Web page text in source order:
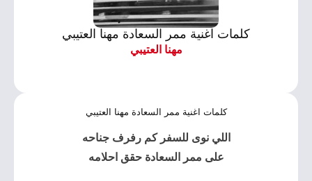
كلمات اغنية ممر السعادة مهنا العتيبي
مهنا العتيبي
كلمات اغنية ممر السعادة مهنا العتيبي
اللي نوى للسفر كم رفرف جناحه
على ممر السعادة حقق احلامه